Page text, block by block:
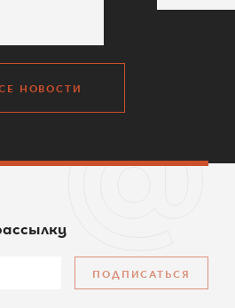
НОВОСТИ
ПОДПИСАТЬСЯ